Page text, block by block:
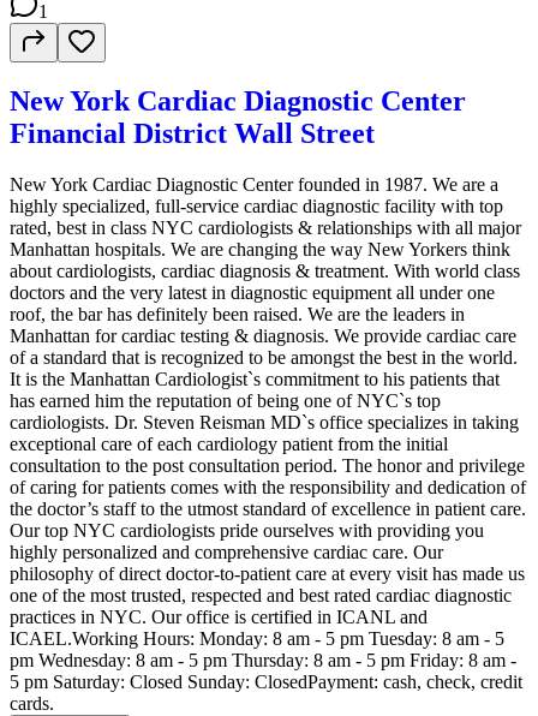
1
New York Cardiac Diagnostic Center
Financial District Wall Street
New York Cardiac Diagnostic Center founded in 1987. We are a
highly specialized, full-service cardiac diagnostic facility with top
rated, best in class NYC cardiologists & relationships with all major
Manhattan hospitals. We are changing the way New Yorkers think
about cardiologists, cardiac diagnosis & treatment. With world class
doctors and the very latest in diagnostic equipment all under one
roof, the bar has definitely been raised. We are the leaders in
Manhattan for cardiac testing & diagnosis. We provide cardiac care
of a standard that is recognized to be amongst the best in the world.
It is the Manhattan Cardiologist`s commitment to his patients that
has earned him the reputation of being one of NYC`s top
cardiologists. Dr. Steven Reisman MD`s office specializes in taking
exceptional care of each cardiology patient from the initial
consultation to the post consultation period. The honor and privilege
of caring for patients comes with the responsibility and dedication of
the doctor’s staff to the utmost standard of excellence in patient care.
Our top NYC cardiologists pride ourselves with providing you
highly personalized and comprehensive cardiac care. Our
philosophy of direct doctor-to-patient care at every visit has made us
one of the most trusted, respected and best rated cardiac diagnostic
practices in NYC. Our office is certified in ICANL and
ICAEL.Working Hours: Monday: 8 am - 5 pm Tuesday: 8 am - 5
pm Wednesday: 8 am - 5 pm Thursday: 8 am - 5 pm Friday: 8 am -
5 pm Saturday: Closed Sunday: ClosedPayment: cash, check, credit
cards.